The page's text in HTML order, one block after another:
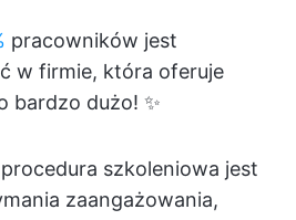
pracowników jest
w firmie, która oferuje
bardzo dużo! ✨
szkoleniowa jest
zaangażowania,